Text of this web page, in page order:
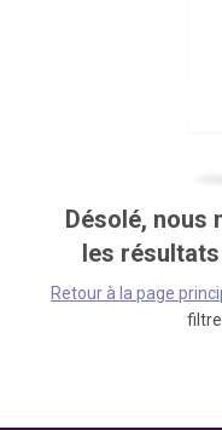
Désolé, nous
les
Retour à la page